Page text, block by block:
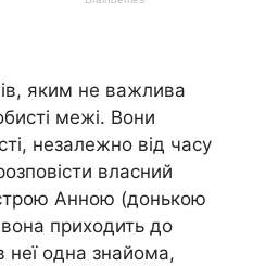
яким не важлива
межі. Вони
незалежно від часу
власний
Анною (донькою
приходить до
неї одна знайома,